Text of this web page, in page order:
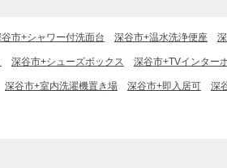
市+シャワー付洗面台 深谷市+温水洗浄便座
深谷市+シューズボックス 深谷市+TVインター
深谷市+室内洗濯機置き場 深谷市+即入居可 深